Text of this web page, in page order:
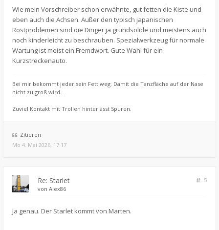
WIe mein Vorschreiber schon erwähnte, gut fetten die Kiste und
eben auch die Achsen. Außer den typisch japanischen
Rostproblemen sind die Dinger ja grundsolide und meistens auch
noch kinderleicht zu beschrauben. Spezialwerkzeug für normale
Wartung ist meist ein Fremdwort. Gute Wahl für ein
Kurzstreckenauto.
Bei mir bekommt jeder sein Fett weg. Damit die Tanzfläche auf der Nase
nicht zu groß wird....
Zuviel Kontakt mit Trollen hinterlässt Spuren.
Zitieren
Mo 4. Mai 2026, 17:17
Re: Starlet
5
von Alex86
Ja genau. Der Starlet kommt von Marten.